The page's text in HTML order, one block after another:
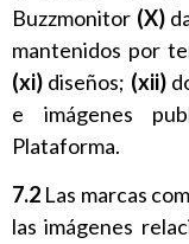
Buzzmonitor (X)
mantenidos por
(xi) diseños; (xii)
e imágenes
Plataforma.
7.2 Las marcas
las imágenes